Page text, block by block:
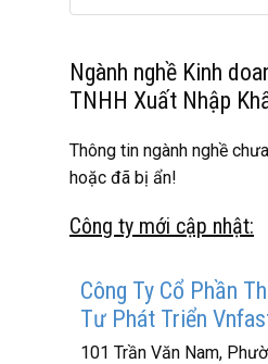
Ngành nghề Kinh
TNHH Xuất Nhập
Thông tin ngành nghề
hoặc đã bị ẩn!
Công ty mới cập nhật:
Công Ty Cổ Phần
Tư Phát Triển
101 Trần Văn Nam,